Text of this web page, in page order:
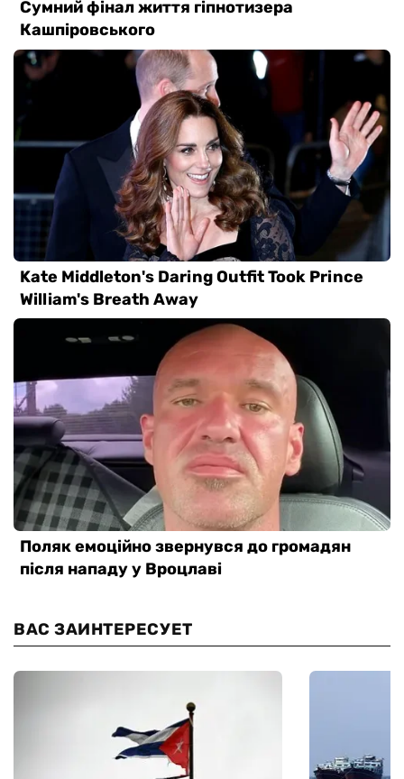
ВАС ЗАИНТЕРЕСУЕТ